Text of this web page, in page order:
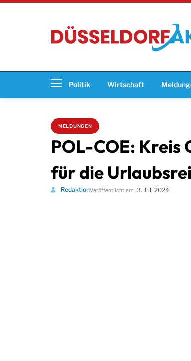
Politik Wirtschaft
MELDUNGEN
POL-COE: Kreis
für die
RedaktionVeröffentlicht am 3. Juli 2024